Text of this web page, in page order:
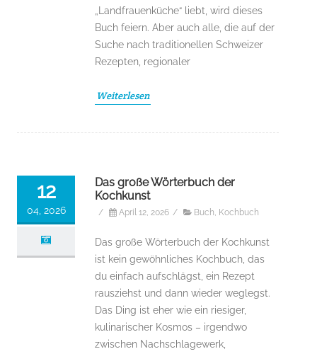
„Landfrauenküche“ liebt, wird dieses
Buch feiern. Aber auch alle, die auf der
Suche nach traditionellen Schweizer
Rezepten, regionaler
Weiterlesen
12
04, 2026
Das große Wörterbuch der
Kochkunst
/ April 12, 2026 / Buch, Kochbuch
Das große Wörterbuch der Kochkunst
ist kein gewöhnliches Kochbuch, das
du einfach aufschlägst, ein Rezept
rausziehst und dann wieder weglegst.
Das Ding ist eher wie ein riesiger,
kulinarischer Kosmos – irgendwo
zwischen Nachschlagewerk,